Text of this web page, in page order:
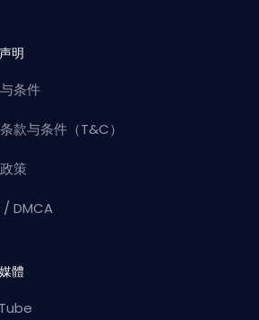
明
条件
款与条件（T&C）
策
/ DMCA
體